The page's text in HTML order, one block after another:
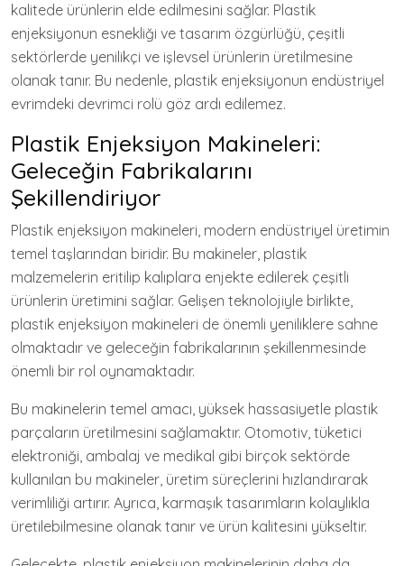
kalitede ürünlerin elde edilmesini sağlar. Plastik
enjeksiyonun esnekliği ve tasarım özgürlüğü, çeşitli
sektörlerde yenilikçi ve işlevsel ürünlerin üretilmesine
olanak tanır. Bu nedenle, plastik enjeksiyonun endüstriyel
evrimdeki devrimci rolü göz ardı edilemez.
Plastik Enjeksiyon Makineleri:
Geleceğin Fabrikalarını
Şekillendiriyor
Plastik enjeksiyon makineleri, modern endüstriyel üretimin
temel taşlarından biridir. Bu makineler, plastik
malzemelerin eritilip kalıplara enjekte edilerek çeşitli
ürünlerin üretimini sağlar. Gelişen teknolojiyle birlikte,
plastik enjeksiyon makineleri de önemli yeniliklere sahne
olmaktadır ve geleceğin fabrikalarının şekillenmesinde
önemli bir rol oynamaktadır.
Bu makinelerin temel amacı, yüksek hassasiyetle plastik
parçaların üretilmesini sağlamaktır. Otomotiv, tüketici
elektroniği, ambalaj ve medikal gibi birçok sektörde
kullanılan bu makineler, üretim süreçlerini hızlandırarak
verimliliği artırır. Ayrıca, karmaşık tasarımların kolaylıkla
üretilebilmesine olanak tanır ve ürün kalitesini yükseltir.